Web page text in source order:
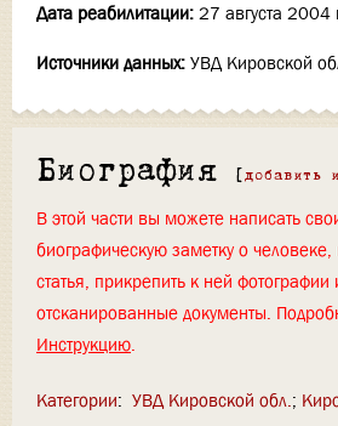
Дата реабилитации: 27 августа 2004
Источники данных: УВД Кировской
Биография [ добавить
В этой части вы можете написать
биографическую заметку о
статья, прикрепить к ней фотографии
отсканированные документы.
Инструкцию.
Категории: УВД Кировской обл.